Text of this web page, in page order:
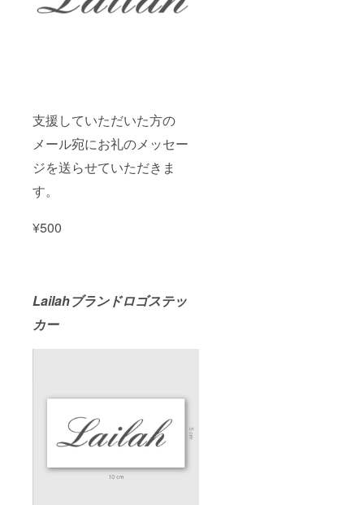
支援していただいた方の
メール宛にお礼のメッセー
ジを送らせていただきま
す。
¥500
Lailahブランドロゴステッ
カー